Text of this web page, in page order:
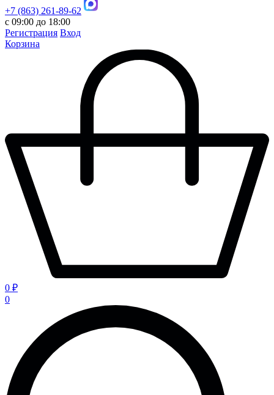
+7 (863) 261-89-62
с 09:00 до 18:00
Регистрация Вход
Корзина
0 ₽
0